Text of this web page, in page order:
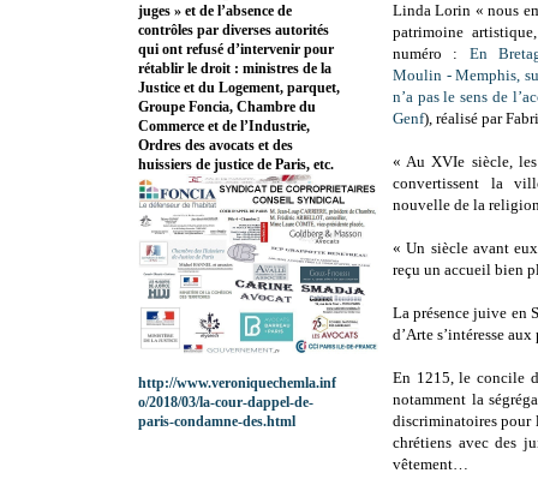
Linda Lorin « nous
patrimoine
numéro : En
Moulin - Memphis,
n’a pas le sens de
Genf), réalisé par
« Au XVIe siècle,
convertissent la
nouvelle de la
« Un siècle avant
reçu un accueil bien
La présence juive en
d’Arte s’intéresse
En 1215, le concile
notamment la
discriminatoires pour
chrétiens avec des
vêtement…
juges » et de l’absence de
contrôles par diverses autorités
qui ont refusé d’intervenir pour
rétablir le droit : ministres de la
Justice et du Logement, parquet,
Groupe Foncia, Chambre du
Commerce et de l’Industrie,
Ordres des avocats et des
huissiers de justice de Paris, etc.
http://www.veroniquechemla.inf
o/2018/03/la-cour-dappel-de-
paris-condamne-des.html